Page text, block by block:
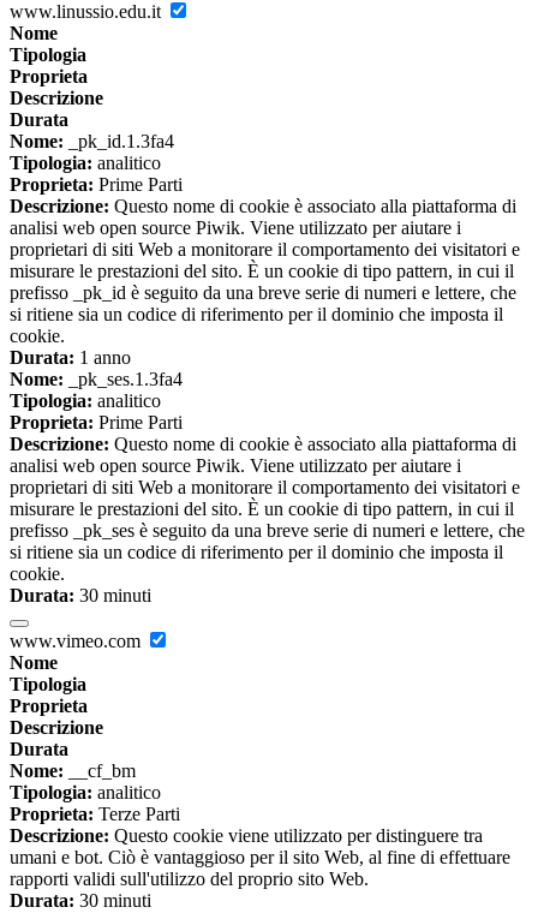
www.linussio.edu.it
Nome
Tipologia
Proprieta
Descrizione
Durata
Nome: _pk_id.1.3fa4
Tipologia: analitico
Proprieta: Prime Parti
Descrizione: Questo nome di cookie è associato alla piattaforma di
analisi web open source Piwik. Viene utilizzato per aiutare i
proprietari di siti Web a monitorare il comportamento dei visitatori e
misurare le prestazioni del sito. È un cookie di tipo pattern, in cui il
prefisso _pk_id è seguito da una breve serie di numeri e lettere, che
si ritiene sia un codice di riferimento per il dominio che imposta il
cookie.
Durata: 1 anno
Nome: _pk_ses.1.3fa4
Tipologia: analitico
Proprieta: Prime Parti
Descrizione: Questo nome di cookie è associato alla piattaforma di
analisi web open source Piwik. Viene utilizzato per aiutare i
proprietari di siti Web a monitorare il comportamento dei visitatori e
misurare le prestazioni del sito. È un cookie di tipo pattern, in cui il
prefisso _pk_ses è seguito da una breve serie di numeri e lettere, che
si ritiene sia un codice di riferimento per il dominio che imposta il
cookie.
Durata: 30 minuti
www.vimeo.com
Nome
Tipologia
Proprieta
Descrizione
Durata
Nome: __cf_bm
Tipologia: analitico
Proprieta: Terze Parti
Descrizione: Questo cookie viene utilizzato per distinguere tra
umani e bot. Ciò è vantaggioso per il sito Web, al fine di effettuare
rapporti validi sull'utilizzo del proprio sito Web.
Durata: 30 minuti